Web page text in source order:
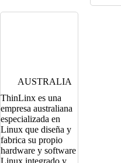
AUSTRALIA
ThinLinx es una
empresa australiana
especializada en
Linux que diseña y
fabrica su propio
hardware y software